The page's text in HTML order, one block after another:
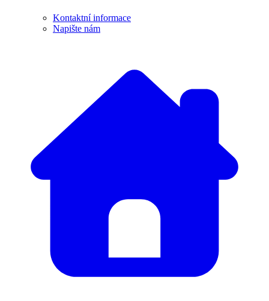
Kontaktní informace
Napište nám